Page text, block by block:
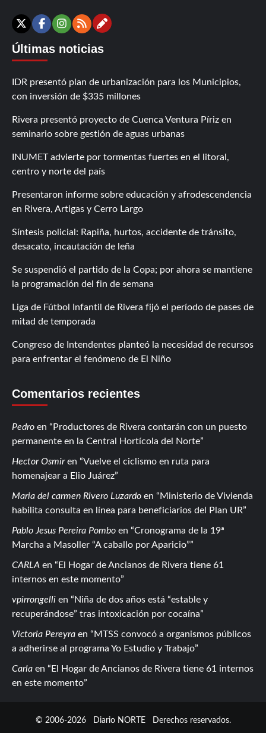
X Facebook
Instagram
RSSContáctanos
Últimas noticias
IDR presentó plan de urbanización para los Municipios,
con inversión de $335 millones
Rivera presentó proyecto de Cuenca Ventura Píriz en
seminario sobre gestión de aguas urbanas
INUMET advierte por tormentas fuertes en el litoral,
centro y norte del país
Presentaron informe sobre educación y afrodescendencia
en Rivera, Artigas y Cerro Largo
Síntesis policial: Rapiña, hurtos, accidente de tránsito,
desacato, incautación de leña
Se suspendió el partido de la Copa; por ahora se mantiene
la programación del fin de semana
Liga de Fútbol Infantil de Rivera fijó el período de pases de
mitad de temporada
Congreso de Intendentes planteó la necesidad de recursos
para enfrentar el fenómeno de El Niño
Comentarios recientes
Pedro en
Productores de Rivera contarán con un puesto
permanente en la Central Hortícola del Norte
Hector Osmiren
Vuelve el ciclismo en ruta para
homenajear a Elio Juárez
Maria del carmen Rivero Luzardo en
Ministerio de Vivienda
habilita consulta en línea para beneficiarios del Plan UR
Pablo Jesus Pereira Pombo en
Cronograma de la 19ª
Marcha a Masoller “A caballo por Aparicio”
CARLA en
El Hogar de Ancianos de Rivera tiene 61
internos en este momento
vpirrongelli en
Niña de dos años está “estable y
recuperándose” tras intoxicación por cocaína
Victoria Pereyra en
MTSS convocó a organismos públicos
a adherirse al programa Yo Estudio y Trabajo
Carla en
El Hogar de Ancianos de Rivera tiene 61 internos
en este momento
© 2006-2026 Diario NORTEDerechos reservados.